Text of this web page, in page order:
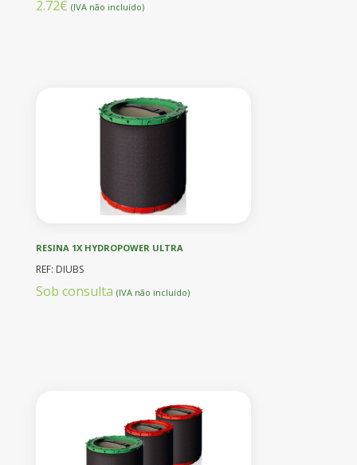
2.72€ (IVA não incluído)
RESINA 1X HYDROPOWER ULTRA
REF: DIUBS
Sob consulta (IVA não incluído)